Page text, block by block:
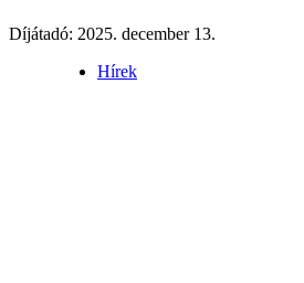
Díjátadó: 2025. december 13.
Hírek